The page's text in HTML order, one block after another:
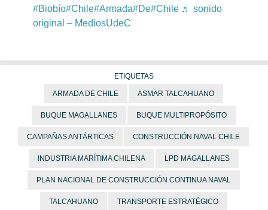
#Biobío#Chile#Armada#De#Chile ♬ sonido
original – MediosUdeC
ETIQUETAS
ARMADA DE CHILE ASMAR TALCAHUANO
BUQUE MAGALLANES BUQUE MULTIPROPÓSITO
CAMPAÑAS ANTÁRTICAS CONSTRUCCIÓN NAVAL CHILE
INDUSTRIA MARÍTIMA CHILENA LPD MAGALLANES
PLAN NACIONAL DE CONSTRUCCIÓN CONTINUA NAVAL
TALCAHUANO TRANSPORTE ESTRATÉGICO